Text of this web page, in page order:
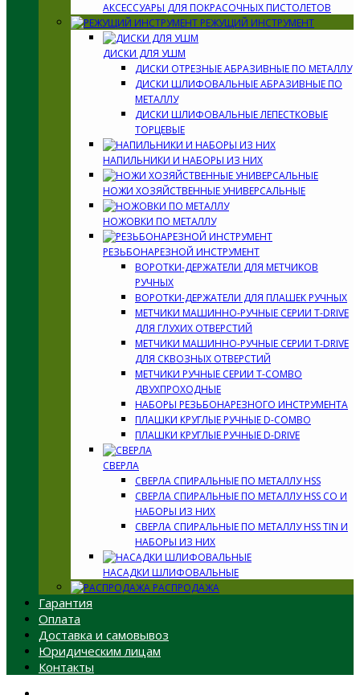
АКСЕССУАРЫ ДЛЯ ПОКРАСОЧНЫХ ПИСТОЛЕТОВ
РЕЖУЩИЙ ИНСТРУМЕНТ
ДИСКИ ДЛЯ УШМ
ДИСКИ ОТРЕЗНЫЕ АБРАЗИВНЫЕ ПО МЕТАЛЛУ
ДИСКИ ШЛИФОВАЛЬНЫЕ АБРАЗИВНЫЕ ПО
МЕТАЛЛУ
ДИСКИ ШЛИФОВАЛЬНЫЕ ЛЕПЕСТКОВЫЕ
ТОРЦЕВЫЕ
НАПИЛЬНИКИ И НАБОРЫ ИЗ НИХ
НОЖИ ХОЗЯЙСТВЕННЫЕ УНИВЕРСАЛЬНЫЕ
НОЖОВКИ ПО МЕТАЛЛУ
РЕЗЬБОНАРЕЗНОЙ ИНСТРУМЕНТ
ВОРОТКИ-ДЕРЖАТЕЛИ ДЛЯ МЕТЧИКОВ
РУЧНЫХ
ВОРОТКИ-ДЕРЖАТЕЛИ ДЛЯ ПЛАШЕК РУЧНЫХ
МЕТЧИКИ МАШИННО-РУЧНЫЕ СЕРИИ T-DRIVE
ДЛЯ ГЛУХИХ ОТВЕРСТИЙ
МЕТЧИКИ МАШИННО-РУЧНЫЕ СЕРИИ T-DRIVE
ДЛЯ СКВОЗНЫХ ОТВЕРСТИЙ
МЕТЧИКИ РУЧНЫЕ СЕРИИ T-COMBO
ДВУХПРОХОДНЫЕ
НАБОРЫ РЕЗЬБОНАРЕЗНОГО ИНСТРУМЕНТА
ПЛАШКИ КРУГЛЫЕ РУЧНЫЕ D-COMBO
ПЛАШКИ КРУГЛЫЕ РУЧНЫЕ D-DRIVE
СВЕРЛА
СВЕРЛА СПИРАЛЬНЫЕ ПО МЕТАЛЛУ HSS
СВЕРЛА СПИРАЛЬНЫЕ ПО МЕТАЛЛУ HSS CO И
НАБОРЫ ИЗ НИХ
СВЕРЛА СПИРАЛЬНЫЕ ПО МЕТАЛЛУ HSS TIN И
НАБОРЫ ИЗ НИХ
НАСАДКИ ШЛИФОВАЛЬНЫЕ
РАСПРОДАЖА
Гарантия
Оплата
Доставка и самовывоз
Юридическим лицам
Контакты